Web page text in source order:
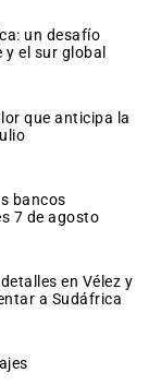
un desafío
el sur global
que anticipa la
bancos
7 de agosto
en Vélez y
a Sudáfrica